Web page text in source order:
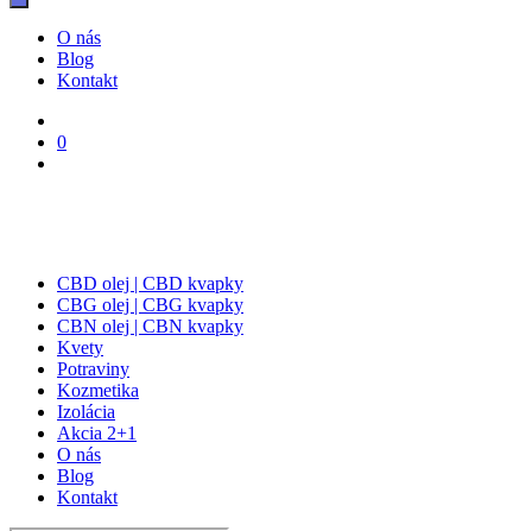
O nás
Blog
Kontakt
0
CBD olej | CBD kvapky
CBG olej | CBG kvapky
CBN olej | CBN kvapky
Kvety
Potraviny
Kozmetika
Izolácia
Akcia 2+1
O nás
Blog
Kontakt